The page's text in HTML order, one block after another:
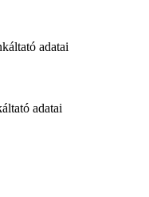
adatai
adatai